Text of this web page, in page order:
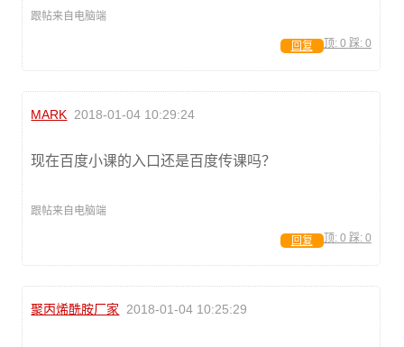
跟帖来自电脑端
顶: 0 踩: 0
回复
MARK 2018-01-04 10:29:24
现在百度小课的入口还是百度传课吗？
跟帖来自电脑端
顶: 0 踩: 0
回复
聚丙烯酰胺厂家 2018-01-04 10:25:29